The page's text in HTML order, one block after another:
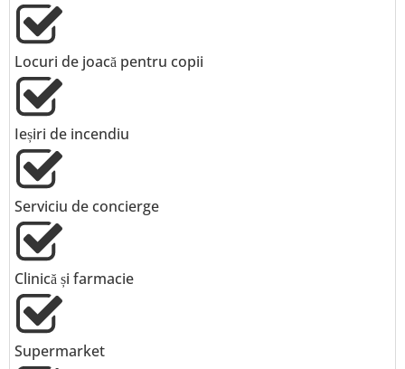
Locuri de joacă pentru copii
Ieșiri de incendiu
Serviciu de concierge
Clinică și farmacie
Supermarket